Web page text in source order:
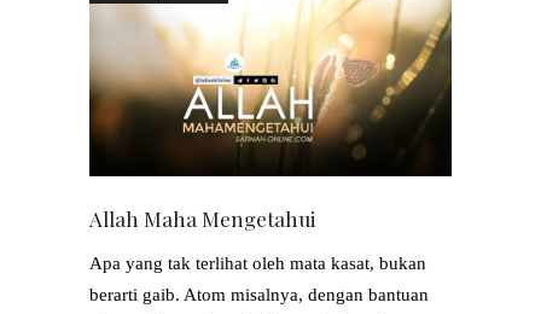
Allah Maha Mengetahui
Apa yang tak terlihat oleh mata kasat, bukan
berarti gaib. Atom misalnya, dengan bantuan